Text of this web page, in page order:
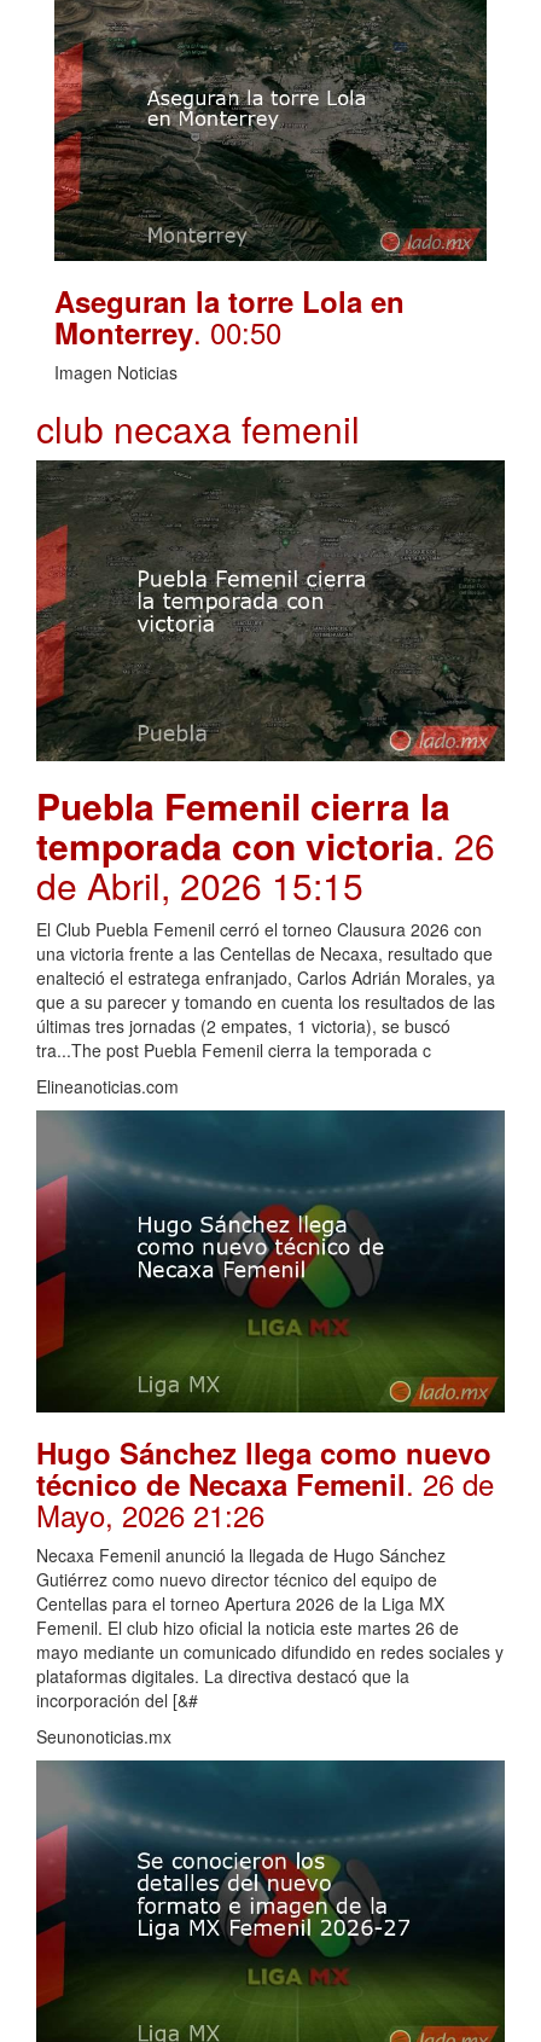
Aseguran la torre Lola en
Monterrey. 00:50
Imagen Noticias
club necaxa femenil
Puebla Femenil cierra la
temporada con victoria. 26
de Abril, 2026 15:15
El Club Puebla Femenil cerró el torneo Clausura 2026 con
una victoria frente a las Centellas de Necaxa, resultado que
enalteció el estratega enfranjado, Carlos Adrián Morales, ya
que a su parecer y tomando en cuenta los resultados de las
últimas tres jornadas (2 empates, 1 victoria), se buscó
tra...The post Puebla Femenil cierra la temporada c
Elineanoticias.com
Hugo Sánchez llega como nuevo
técnico de Necaxa Femenil. 26 de
Mayo, 2026 21:26
Necaxa Femenil anunció la llegada de Hugo Sánchez
Gutiérrez como nuevo director técnico del equipo de
Centellas para el torneo Apertura 2026 de la Liga MX
Femenil. El club hizo oficial la noticia este martes 26 de
mayo mediante un comunicado difundido en redes sociales y
plataformas digitales. La directiva destacó que la
incorporación del [&#
Seunonoticias.mx